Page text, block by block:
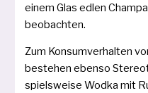
einem Glas edlen
beobachten.
Zum Konsumverhalten
bestehen eben­so
spiels­wei­se Wodka mit